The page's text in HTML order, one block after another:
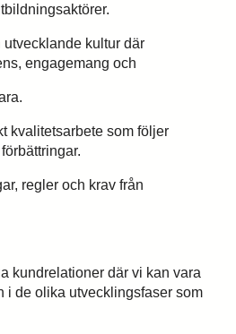
utvecklande kultur där
engagemang och
kvalitetsarbete som följer
regler och krav från
kundrelationer där vi kan vara
i de olika utvecklingsfaser som